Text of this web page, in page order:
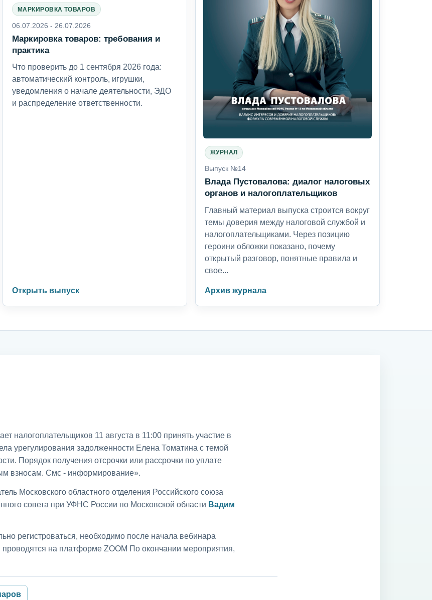
МАРКИРОВКА ТОВАРОВ
06.07.2026 - 26.07.2026
Маркировка товаров: требования и
практика
Что проверить до 1 сентября 2026 года:
автоматический контроль, игрушки,
уведомления о начале деятельности, ЭДО
и распределение ответственности.
Открыть выпуск
ЖУРНАЛ
Выпуск №14
Влада Пустовалова: диалог налоговых
органов и налогоплательщиков
Главный материал выпуска строится вокруг
темы доверия между налоговой службой и
налогоплательщиками. Через позицию
героини обложки показано, почему
открытый разговор, понятные правила и
свое...
Архив журнала
налогоплательщиков 11 августа в 11:00 принять участие в
урегулирования задолженности Елена Томатина с темой
Порядок получения отсрочки или рассрочки по уплате
взносам. Смс - информирование».
Московского областного отделения Российского союза
совета при УФНС России по Московской области Вадим
регистроваться, необходимо после начала вебинара
на платформе ZOOM По окончании мероприятия,